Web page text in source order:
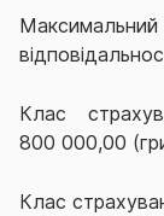
Клас
800 000,00
Клас